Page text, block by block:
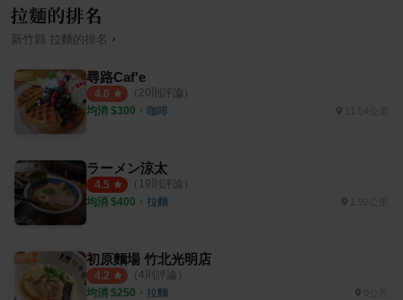
拉麵的排名
新竹縣 拉麵的排名 ›
尋路Caf'e
4.0 （ 20則評論）
均消 $300 ・ 咖啡 11.54公里
ラーメン涼太
4.5 （ 19則評論）
均消 $400 ・ 拉麵 1.92公里
初原麵場 竹北光明店
4.2 （ 4則評論）
均消 $250 ・ 拉麵